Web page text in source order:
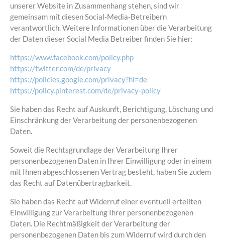
unserer Website in Zusammenhang stehen, sind wir
gemeinsam mit diesen Social-Media-Betreibern
verantwortlich. Weitere Informationen über die Verarbeitung
der Daten dieser Social Media Betreiber finden Sie hier:
https://www.facebook.com/policy.php
https://twitter.com/de/privacy
https://policies.google.com/privacy?hl=de
https://policy.pinterest.com/de/privacy-policy
Sie haben das Recht auf Auskunft, Berichtigung, Löschung und
Einschränkung der Verarbeitung der personenbezogenen
Daten.
Soweit die Rechtsgrundlage der Verarbeitung Ihrer
personenbezogenen Daten in Ihrer Einwilligung oder in einem
mit Ihnen abgeschlossenen Vertrag besteht, haben Sie zudem
das Recht auf Datenübertragbarkeit.
Sie haben das Recht auf Widerruf einer eventuell erteilten
Einwilligung zur Verarbeitung Ihrer personenbezogenen
Daten. Die Rechtmäßigkeit der Verarbeitung der
personenbezogenen Daten bis zum Widerruf wird durch den